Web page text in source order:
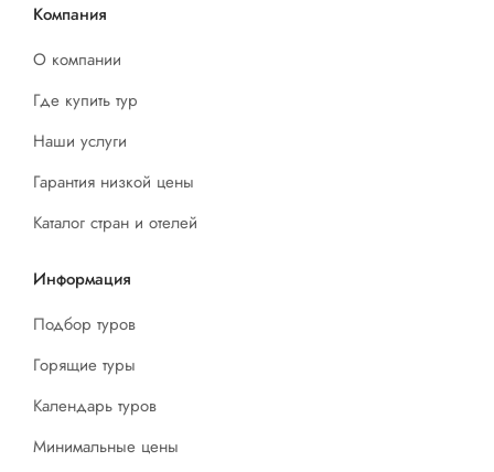
Компания
О компании
Где купить тур
Наши услуги
Гарантия низкой цены
Каталог стран и отелей
Информация
Подбор туров
Горящие туры
Календарь туров
Минимальные цены